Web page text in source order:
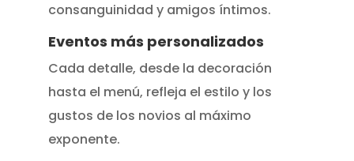
consanguinidad y amigos íntimos.
Eventos más personalizados
Cada detalle, desde la decoración
hasta el menú, refleja el estilo y los
gustos de los novios al máximo
exponente.